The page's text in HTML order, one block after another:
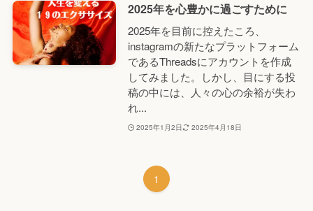
2025年を心豊かに過ごすために
2025年を目前に控えたころ、
instagramの新たなプラットフォーム
であるThreadsにアカウントを作成
してみました。しかし、目にする投
稿の中には、人々の心の余裕が失わ
れ...
2025年1月2日 2025年4月18日
1